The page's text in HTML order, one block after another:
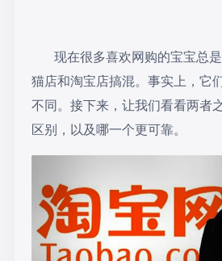
现在很多喜欢网购的宝宝总
猫店和淘宝店搞混。事实上，它
不同。接下来，让我们看看两者
区别，以及哪一个更可靠。